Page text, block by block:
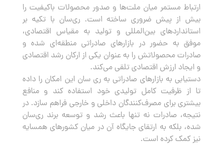
ارتباط مستمر میان ملت‌ها و صدور محصولات باکیفیت را
بیش از پیش ضروری ساخته است. ری‌سان با تکیه بر
استانداردهای بین‌المللی و تولید به مقیاس اقتصادی،
موفق به حضور در بازارهای صادراتی منطقه‌ای شده و
صادرات محصولاتش را به عنوان یکی از ارکان رشد اقتصادی
و ایجاد ارزش اقتصادی تلقی می‌کند.
دستیابی به بازارهای صادراتی به ری سان این امکان را داده
تا از ظرفیت کامل تولیدی خود استفاده کند و منافع
بیشتری برای مصرف‌کنندگان داخلی و خارجی فراهم سازد. در
نتیجه، صادرات نه تنها باعث رشد و توسعه برند ری‌سان
شده، بلکه به ارتقای جایگاه آن در میان کشورهای همسایه
نیز کمک کرده است.